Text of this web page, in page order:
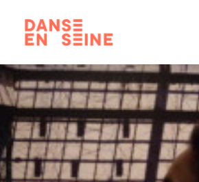
CRÉATIONS
DISPOSITIFS ARTISTIQUES
À PROPOS
NOUS REJOINDRE